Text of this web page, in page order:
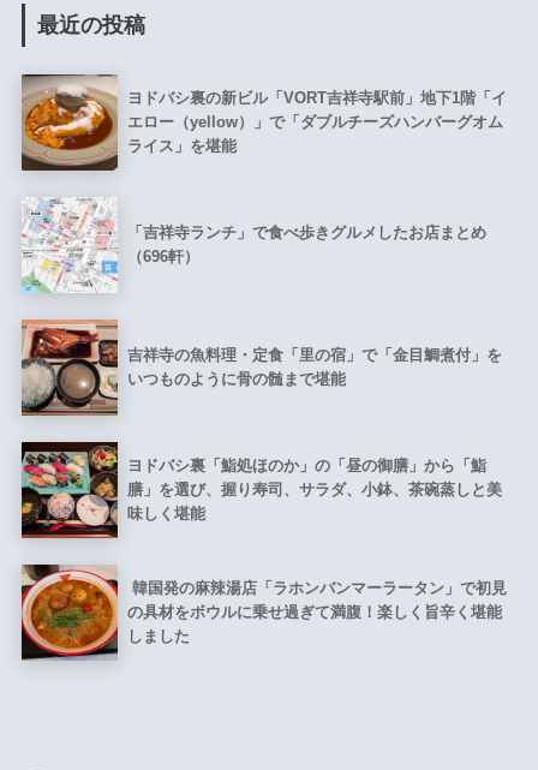
最近の投稿
ヨドバシ裏の新ビル「VORT吉祥寺駅前」地下1階「イ
エロー（yellow）」で「ダブルチーズハンバーグオム
ライス」を堪能
「吉祥寺ランチ」で食べ歩きグルメしたお店まとめ
（696軒）
吉祥寺の魚料理・定食「里の宿」で「金目鯛煮付」を
いつものように骨の髄まで堪能
ヨドバシ裏「鮨処ほのか」の「昼の御膳」から「鮨
膳」を選び、握り寿司、サラダ、小鉢、茶碗蒸しと美
味しく堪能
韓国発の麻辣湯店「ラホンバンマーラータン」で初見
の具材をボウルに乗せ過ぎて満腹！楽しく旨辛く堪能
しました